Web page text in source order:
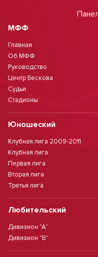
МФФ
Главная
Об МФФ
Руководство
Центр Бескова
Судьи
Стадионы
Юношеский
Клубная лига 2009-2011
Клубная лига
Первая лига
Вторая лига
Третья лига
Любительский
Дивизион "А"
Дивизион "Б"